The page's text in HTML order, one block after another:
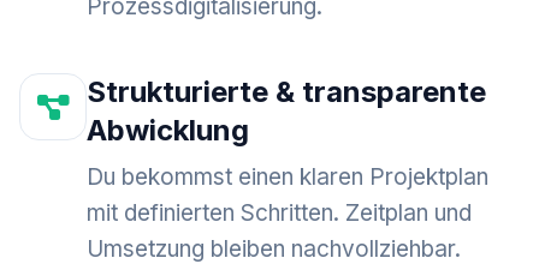
Prozessdigitalisierung.
Strukturierte & transparente
Abwicklung
Du bekommst einen klaren Projektplan
mit definierten Schritten. Zeitplan und
Umsetzung bleiben nachvollziehbar.